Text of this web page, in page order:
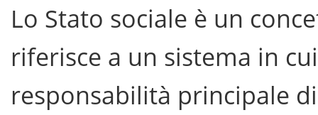
Lo Stato sociale è un
riferisce a un sistema in
responsabilità principale